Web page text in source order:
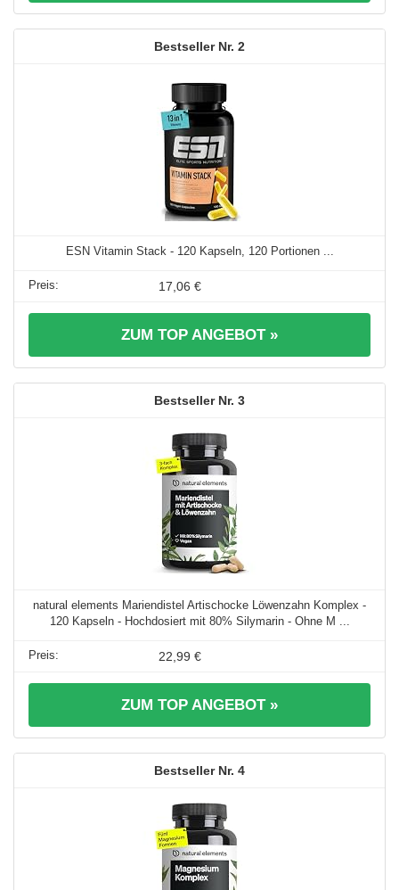
2
ESN Vitamin Stack - 120 Kapseln, 120 Portionen ...
17,06 €
ZUM TOP ANGEBOT »
3
natural elements Mariendistel Artischocke Löwenzahn Komplex -
120 Kapseln - Hochdosiert mit 80% Silymarin - Ohne M ...
22,99 €
ZUM TOP ANGEBOT »
4